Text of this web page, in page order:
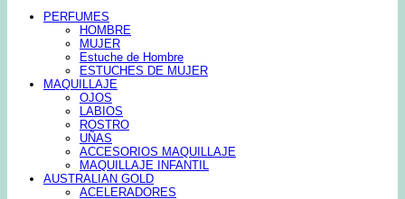
PERFUMES
HOMBRE
MUJER
Estuche de Hombre
ESTUCHES DE MUJER
MAQUILLAJE
OJOS
LABIOS
ROSTRO
UÑAS
ACCESORIOS MAQUILLAJE
MAQUILLAJE INFANTIL
AUSTRALIAN GOLD
ACELERADORES